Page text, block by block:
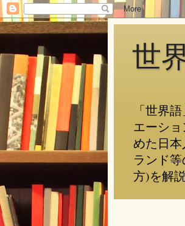
世
「世界
エーシ
めた日
ランド
方)を解